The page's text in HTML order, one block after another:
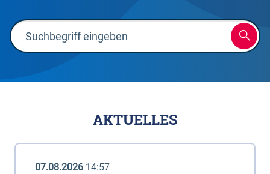
AKTUELLES
07.08.2026 14:57